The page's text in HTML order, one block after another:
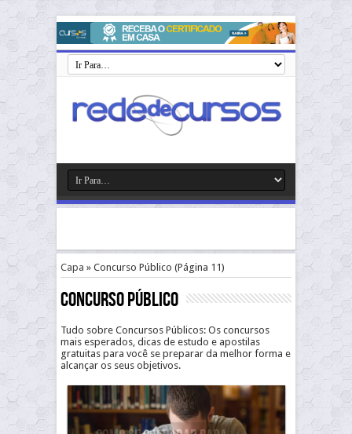
Capa » Concurso Público (Página 11)
Concurso Público
Tudo sobre Concursos Públicos: Os concursos
mais esperados, dicas de estudo e apostilas
gratuitas para você se preparar da melhor forma e
alcançar os seus objetivos.